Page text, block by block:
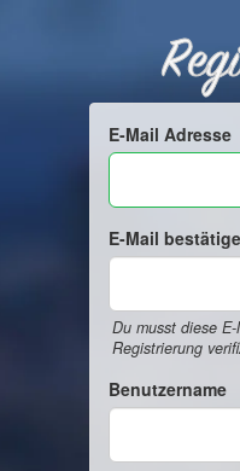
E-Mail Adresse
E-Mail
Du musst diese
Registrierung
Benutzername